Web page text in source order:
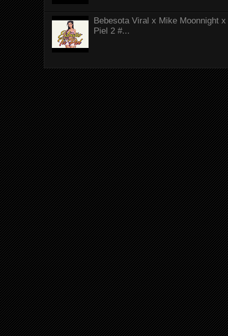
Bebesota Viral x Mike Moonnight
Piel 2 #...